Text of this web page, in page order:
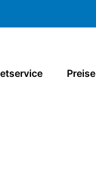
Preise